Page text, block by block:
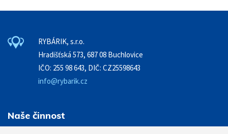
RYBÁRIK, s.r.o.
Hradišťská 573, 687 08 Buchlovice
IČO: 255 98 643, DIČ: CZ25598643
info@rybarik.cz
Naše činnost